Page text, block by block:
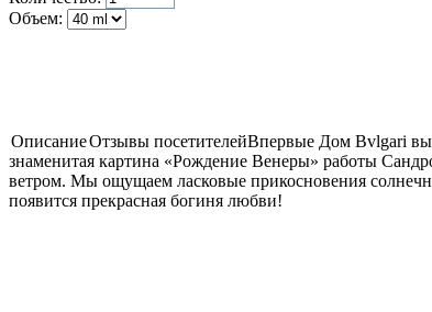
Объем:
ОписаниеОтзывы посетителейВпервые Дом Bvlgari
знаменитая картина «Рождение Венеры» работы
ветром. Мы ощущаем ласковые прикосновения
появится прекрасная богиня любви!